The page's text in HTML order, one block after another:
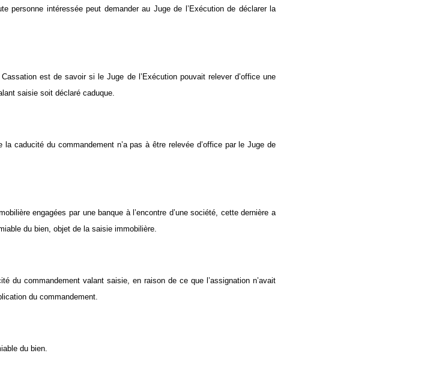
personne intéressée peut demander au Juge de l’Exécution de déclarer la
est de savoir si le Juge de l’Exécution pouvait relever d’office une
saisie soit déclaré caduque.
caducité du commandement n’a pas à être relevée d’office par le Juge de
engagées par une banque à l’encontre d’une société, cette dernière a
du bien, objet de la saisie immobilière.
du commandement valant saisie, en raison de ce que l’assignation n’avait
du commandement.
du bien.